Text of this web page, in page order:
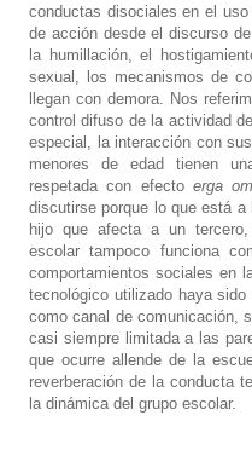
conductas disociales en el
de acción desde el discurso
la humillación, el
sexual, los mecanismos de
llegan con demora. Nos
control difuso de la actividad
especial, la interacción con
menores de edad tienen
respetada con efecto erga
discutirse porque lo que está
hijo que afecta a un
escolar tampoco funciona
comportamientos sociales en
tecnológico utilizado haya
como canal de comunicación,
casi siempre limitada a las
que ocurre allende de la
reverberación de la conducta
la dinámica del grupo escolar.